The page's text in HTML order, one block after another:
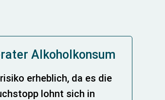
Alkoholkonsum
erheblich, da es die
lohnt sich in